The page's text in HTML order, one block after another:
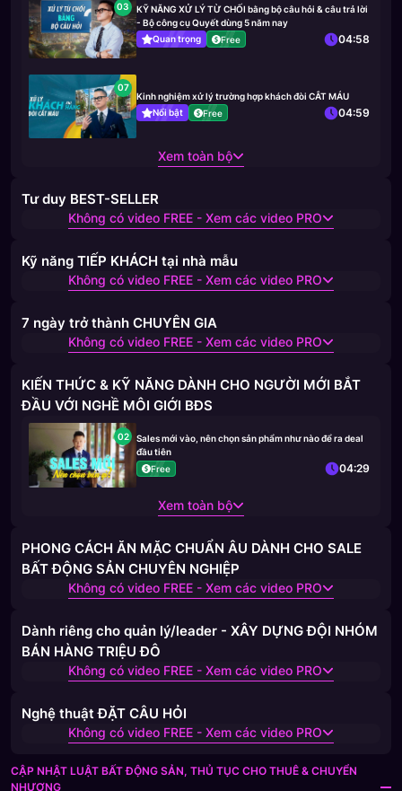
03
KỸ NĂNG XỬ LÝ TỪ CHỐI bằng bộ câu hỏi & câu trả lời
- Bộ công cụ Quyết dùng 5 năm nay
Quan trọng
Free 04:58
07
Kinh nghiệm xử lý trường hợp khách đòi CẮT MÁU
Nổi bật
Free 04:59
Xem toàn bộ
Tư duy BEST-SELLER
Không có video FREE - Xem các video PRO
Kỹ năng TIẾP KHÁCH tại nhà mẫu
Không có video FREE - Xem các video PRO
7 ngày trở thành CHUYÊN GIA
Không có video FREE - Xem các video PRO
KIẾN THỨC & KỸ NĂNG DÀNH CHO NGƯỜI MỚI BẮT
ĐẦU VỚI NGHỀ MÔI GIỚI BĐS
02
Sales mới vào, nên chọn sản phẩm như nào để ra deal
đầu tiên
Free
04:29
Xem toàn bộ
PHONG CÁCH ĂN MẶC CHUẨN ÂU DÀNH CHO SALE
BẤT ĐỘNG SẢN CHUYÊN NGHIỆP
Không có video FREE - Xem các video PRO
Dành riêng cho quản lý/leader - XÂY DỰNG ĐỘI NHÓM
BÁN HÀNG TRIỆU ĐÔ
Không có video FREE - Xem các video PRO
Nghệ thuật ĐẶT CÂU HỎI
Không có video FREE - Xem các video PRO
CẬP NHẬT LUẬT BẤT ĐỘNG SẢN, THỦ TỤC CHO THUÊ & CHUYỂN
NHƯỢNG